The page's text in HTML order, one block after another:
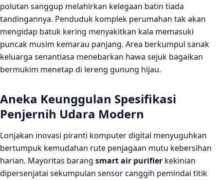
polutan sanggup melahirkan kelegaan batin tiada
tandingannya. Penduduk komplek perumahan tak akan
mengidap batuk kering menyakitkan kala memasuki
puncak musim kemarau panjang. Area berkumpul sanak
keluarga senantiasa menebarkan hawa sejuk bagaikan
bermukim menetap di lereng gunung hijau.
Aneka Keunggulan Spesifikasi
Penjernih Udara Modern
Lonjakan inovasi piranti komputer digital menyuguhkan
bertumpuk kemudahan rute penjagaan mutu kebersihan
harian. Mayoritas barang smart air purifier kekinian
dipersenjatai sekumpulan sensor canggih pemindai titik